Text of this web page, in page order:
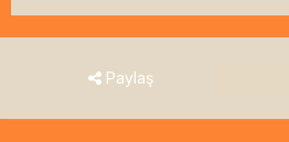
Paylaş